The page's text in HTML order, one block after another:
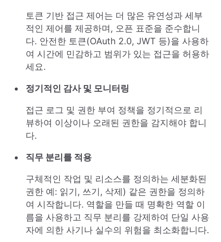
토큰 기반 접근 제어는 더 많은 유연성과 세부
적인 제어를 제공하며, 오픈 표준을 준수합니
다. 안전한 토큰(OAuth 2.0, JWT 등)을 사용하
여 시간에 민감하고 범위가 있는 접근을 허용하
세요.
정기적인 감사 및 모니터링
접근 로그 및 권한 부여 정책을 정기적으로 리
뷰하여 이상이나 오래된 권한을 감지해야 합니
다.
직무 분리를 적용
구체적인 작업 및 리소스를 정의하는 세분화된
권한 예: 읽기, 쓰기, 삭제) 같은 권한을 정의하
여 시작합니다. 역할을 만들 때 명확한 역할 이
름을 사용하고 직무 분리를 강제하여 단일 사용
자에 의한 사기나 실수의 위험을 최소화합니다.